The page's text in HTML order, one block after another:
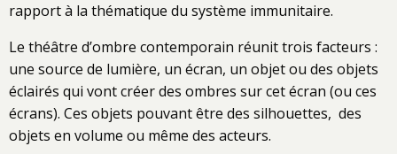
rapport à la thématique du système immunitaire.
Le théâtre d’ombre contemporain réunit trois facteurs :
une source de lumière, un écran, un objet ou des objets
éclairés qui vont créer des ombres sur cet écran (ou ces
écrans). Ces objets pouvant être des silhouettes, des
objets en volume ou même des acteurs.